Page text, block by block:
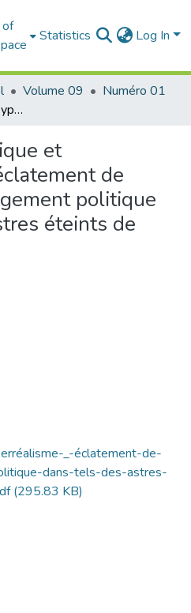
Statistics Log In
Volume 09
Numéro 01
Pluralité linguistique et hyperréalisme : éclatement de l’écriture et engagement politique Dans Tels des astres éteints de Leonora Miano
et
de
politique
éteints de
_-éclatement-de-
dans-tels-des-astres-
(295.83 KB)